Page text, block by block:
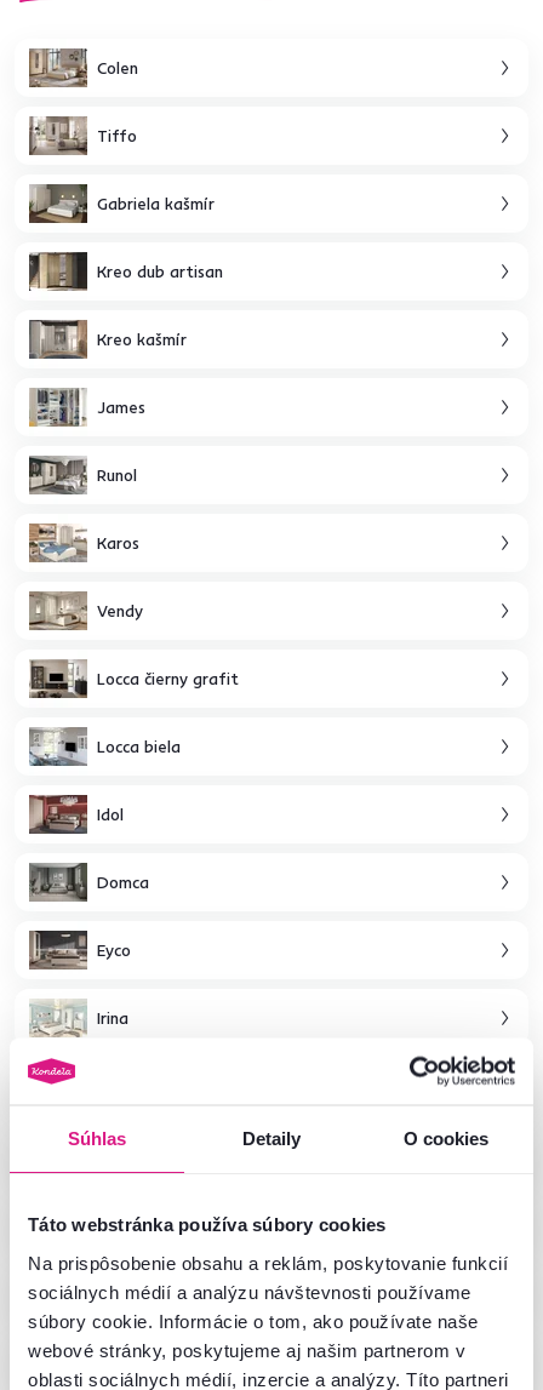
Súhlas Detaily O cookies
Táto webstránka používa súbory cookies
Na prispôsobenie obsahu a reklám, poskytovanie funkcií
sociálnych médií a analýzu návštevnosti používame
súbory cookie. Informácie o tom, ako používate naše
webové stránky, poskytujeme aj našim partnerom v
oblasti sociálnych médií, inzercie a analýzy. Títo partneri
Colen
Tiffo
Gabriela kašmír
Kreo dub artisan
Kreo kašmír
James
Runol
Karos
Vendy
Locca čierny grafit
Locca biela
Idol
Domca
Eyco
Irina
Teina
Amoni
Benol